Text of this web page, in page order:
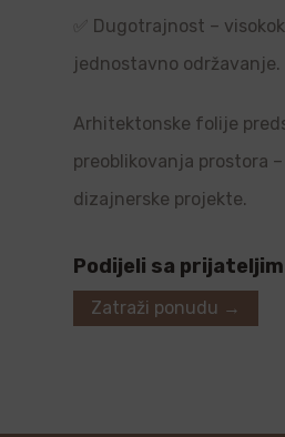
✅ Dugotrajnost –
jednostavno održavanje.
Arhitektonske folije
preoblikovanja prostora
dizajnerske projekte.
Podijeli sa
Zatraži ponudu →